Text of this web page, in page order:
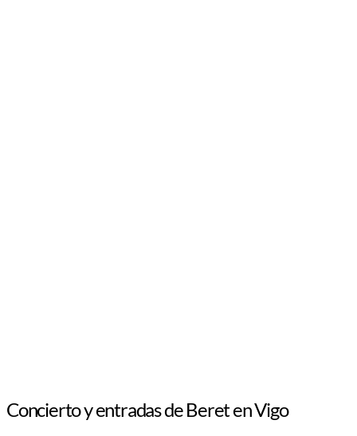
Concierto y entradas de Beret en Vigo